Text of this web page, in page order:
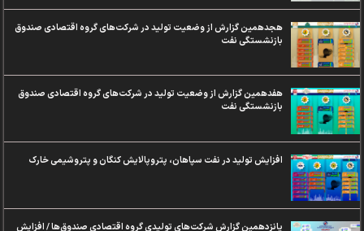
هجدهمین گزارش از وضعیت تولید در شرکت‌های گروه اقتصادی صندوق
بازنشستگی نفت
هفدهمین گزارش از وضعیت تولید در شرکت‌های گروه اقتصادی صندوق
بازنشستگی نفت
افزایش تولید در نفت سپاهان، پتروپالایش کنگان و پتروشیمی خارک
پانزدهمین گزارش شرکت‌های تولیدی گروه اقتصادی صندوق‌ها / افزایش